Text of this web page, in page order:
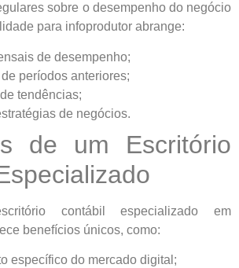
sobre o desempenho do negócio
para infoprodutor abrange:
de desempenho;
períodos anteriores;
tendências;
de negócios.
de um Escritório
contábil especializado em
benefícios únicos, como:
específico do mercado digital;